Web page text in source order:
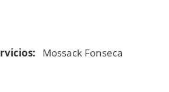
Mossack Fonseca